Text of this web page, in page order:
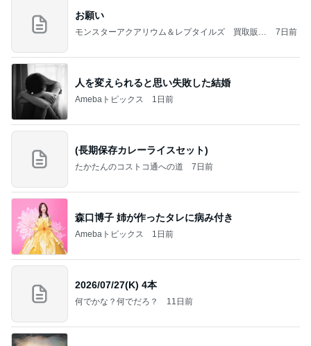
お願い
モンスターアクアリウム＆レプタイルズ 買取販売
7日前
人を変えられると思い失敗した結婚
Amebaトピックス 1日前
(長期保存カレーライスセット)
たかたんのコストコ通への道 7日前
森口博子 姉が作ったタレに病み付き
Amebaトピックス 1日前
2026/07/27(K) 4本
何でかな？何でだろ？ 11日前